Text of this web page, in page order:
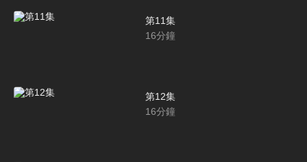
第11集
16分鐘
第12集
16分鐘